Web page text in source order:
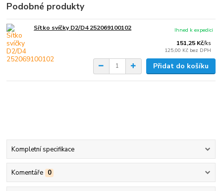
Podobné produkty
Sítko svíčky D2/D4 252069100102
151,25 Kč/ks
125,00 Kč bez DPH
Ihned k expedici
Přidat do košíku
Kompletní specifikace
Komentáře 0